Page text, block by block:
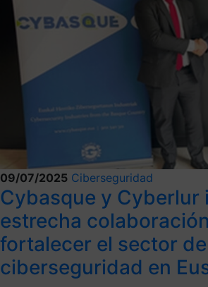
09/07/2025 Ciberseguridad
Cybasque y Cyberlur
estrecha
fortalecer el sector de
ciberseguridad en